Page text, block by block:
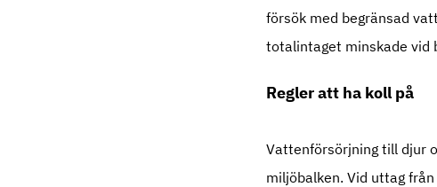
försök med begränsad
totalintaget minskade vid
Regler att ha koll på
Vattenförsörjning till djur
miljöbalken. Vid uttag